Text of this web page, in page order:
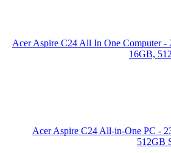
Acer Aspire C24 All In One Computer -
16GB,